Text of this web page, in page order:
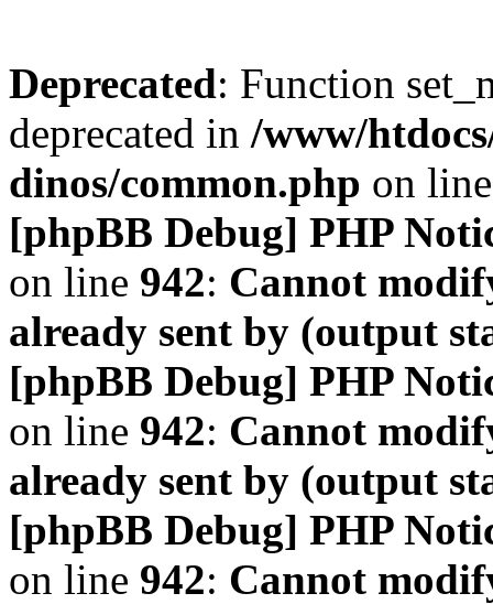
Deprecated: Function
deprecated in /www/
dinos/common.php on
[phpBB Debug] PHP
on line 942: Cannot
already sent by (output
[phpBB Debug] PHP
on line 942: Cannot
already sent by (output
[phpBB Debug] PHP
on line 942: Cannot